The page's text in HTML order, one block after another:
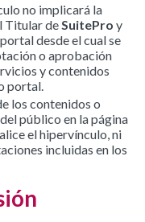
no implicará la
Titular deSuitePro y
desde el cual se
o aprobación
y contenidos
portal.
los contenidos o
público en la página
el hipervínculo, ni
incluidas en los